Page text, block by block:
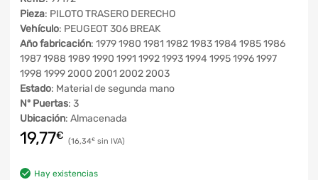
Pieza: PILOTO TRASERO DERECHO
Vehículo: PEUGEOT 306 BREAK
Año fabricación: 1979 1980 1981 1982 1983 1984 1985 1986
1987 1988 1989 1990 1991 1992 1993 1994 1995 1996 1997
1998 1999 2000 2001 2002 2003
Estado: Material de segunda mano
Nº Puertas: 3
Ubicación: Almacenada
19,77€ 16,34€
Hay existencias